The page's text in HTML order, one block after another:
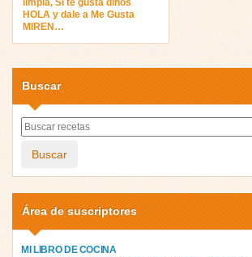
HOLA y dale a Me Gusta
MIREN…
Buscar
Buscar
Área de suscriptores
MI LIBRO DE COCINA